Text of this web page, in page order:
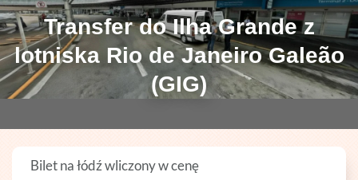
Transfer do Ilha Grande z
lotniska Rio de Janeiro Galeão
(GIG)
Bilet na łódź wliczony w cenę